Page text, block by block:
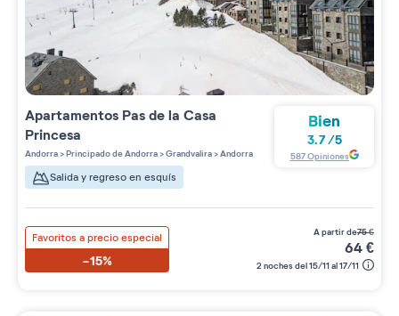
Apartamentos Pas de la Casa
Princesa
Andorra>Principado de Andorra>Grandvalira>Andorra
Salida y regreso en esquís
Bien
3.7 /5
587Opiniones
Favoritos a precio especial
-15%
a partir de75€
64€
2 noches del 15/11 al 17/11